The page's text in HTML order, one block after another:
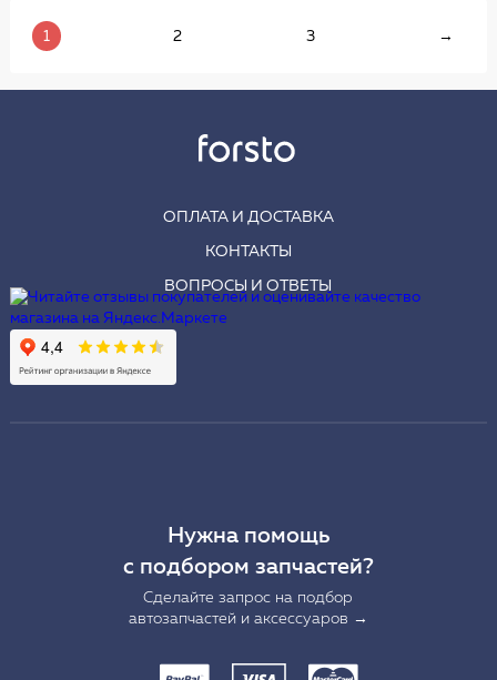
1 2 3 →
ОПЛАТА И ДОСТАВКА
КОНТАКТЫ
ВОПРОСЫ И ОТВЕТЫ
Нужна помощь
с подбором запчастей?
Сделайте запрос на подбор
автозапчастей и аксессуаров →